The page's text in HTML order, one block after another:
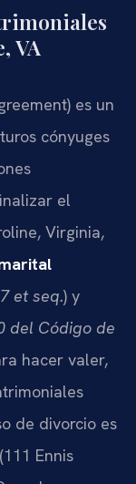
VA
es un
cónyuges
el
Virginia,
et seq.) y
del Código de
hacer valer,
de divorcio es
(111 Ennis